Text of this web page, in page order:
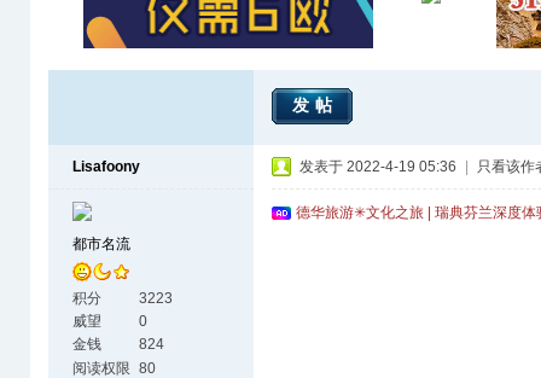
发帖
Lisafoony
都市名流
积分
3223
威望
0
金钱
824
阅读权限 80
发表于 2022-4-19 05:36 只看该作
德华旅游✳文化之旅 | 瑞典芬兰深度